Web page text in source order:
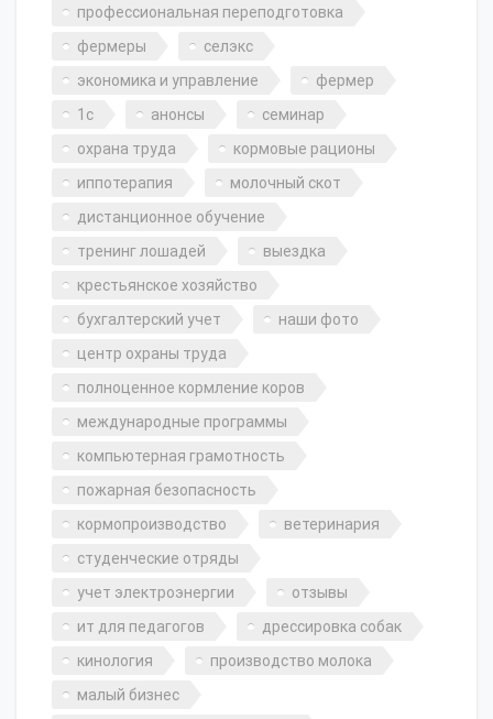
профессиональная переподготовка
фермеры
селэкс
экономика и управление
фермер
1с
анонсы
семинар
охрана труда
кормовые рационы
иппотерапия
молочный скот
дистанционное обучение
тренинг лошадей
выездка
крестьянское хозяйство
бухгалтерский учет
наши фото
центр охраны труда
полноценное кормление коров
международные программы
компьютерная грамотность
пожарная безопасность
кормопроизводство
ветеринария
студенческие отряды
учет электроэнергии
отзывы
ит для педагогов
дрессировка собак
кинология
производство молока
малый бизнес